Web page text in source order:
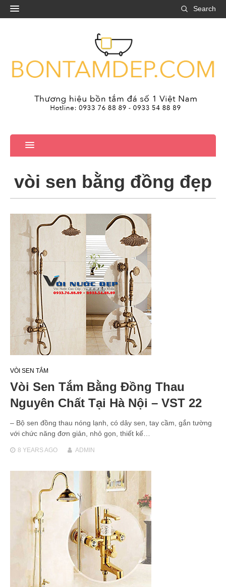
Search
vòi sen bằng đồng đẹp
VÒI SEN TẮM
Vòi Sen Tắm Bằng Đồng Thau
Nguyên Chất Tại Hà Nội – VST 22
– Bộ sen đồng thau nóng lạnh, có dây sen, tay cầm, gắn tường
với chức năng đơn giản, nhỏ gọn, thiết kế…
8 YEARSAGO ADMIN